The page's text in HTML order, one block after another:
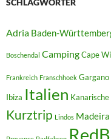
Adria Baden-
Boschendal CampingCape
Frankreich Franschhoek Gargano
Ibiza Italien
Kurztrip Lindos Madeira